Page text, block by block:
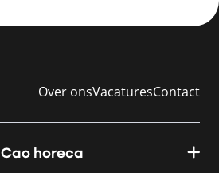
Over onsVacaturesContact
Cao horeca